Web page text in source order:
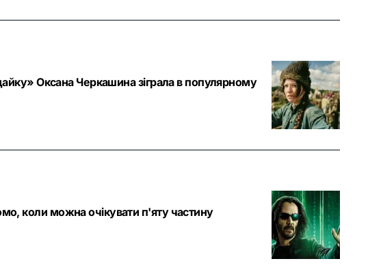
Оксана Черкашина зіграла в популярному
коли можна очікувати п'яту частину